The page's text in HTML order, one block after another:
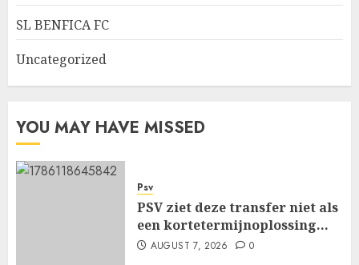
SL BENFICA FC
Uncategorized
YOU MAY HAVE MISSED
Psv
PSV ziet deze transfer niet als
een kortetermijnoplossing…
AUGUST 7, 2026 0